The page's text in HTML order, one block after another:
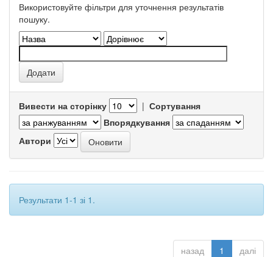
Використовуйте фільтри для уточнення результатів
пошуку.
Вивести на сторінку | Сортування
Впорядкування
Автори
Результати 1-1 зі 1.
назад 1 далі